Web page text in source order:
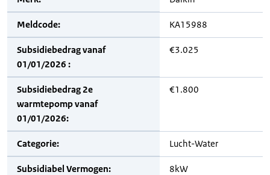
Meldcode: KA15988
Subsidiebedrag vanaf
01/01/2026 :
€3.025
Subsidiebedrag 2e
warmtepomp vanaf
01/01/2026:
€1.800
Categorie: Lucht-Water
Subsidiabel Vermogen: 8kW